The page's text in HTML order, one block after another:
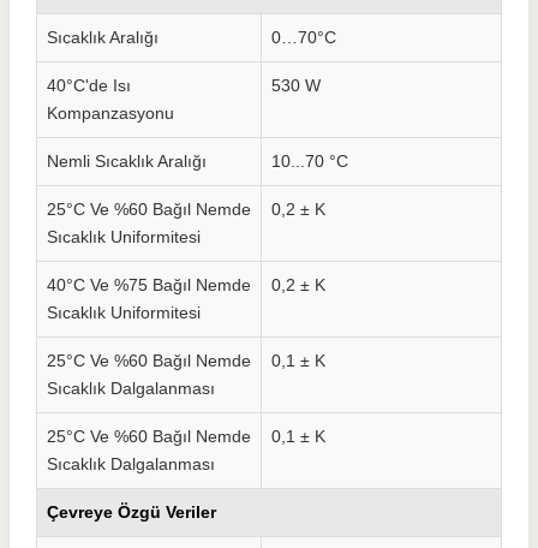
Sıcaklık Aralığı 0…70°C
40°C'de Isı
Kompanzasyonu
530 W
Nemli Sıcaklık Aralığı 10...70 °C
25°C Ve %60 Bağıl Nemde
Sıcaklık Uniformitesi
0,2 ± K
40°C Ve %75 Bağıl Nemde
Sıcaklık Uniformitesi
0,2 ± K
25°C Ve %60 Bağıl Nemde
Sıcaklık Dalgalanması
0,1 ± K
25°C Ve %60 Bağıl Nemde
Sıcaklık Dalgalanması
0,1 ± K
Çevreye Özgü Veriler